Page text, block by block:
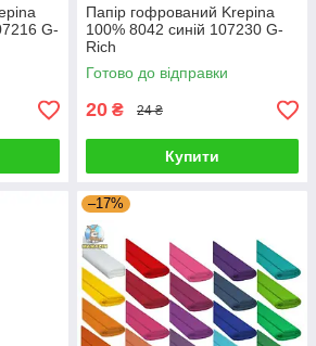
G-
Папір гофрований Krepina
100% 8042 синій 107230 G-
Rich
Готово до відправки
20 ₴ 24 ₴
Купити
–17%